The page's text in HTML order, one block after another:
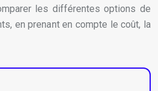
les différentes options de
en prenant en compte le coût, la